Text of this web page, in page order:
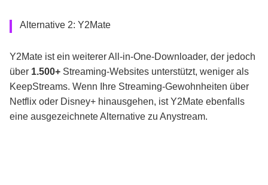
Alternative 2: Y2Mate
Y2Mate ist ein weiterer All-in-One-Downloader, der jedoch
über 1.500+ Streaming-Websites unterstützt, weniger als
KeepStreams. Wenn Ihre Streaming-Gewohnheiten über
Netflix oder Disney+ hinausgehen, ist Y2Mate ebenfalls
eine ausgezeichnete Alternative zu Anystream.